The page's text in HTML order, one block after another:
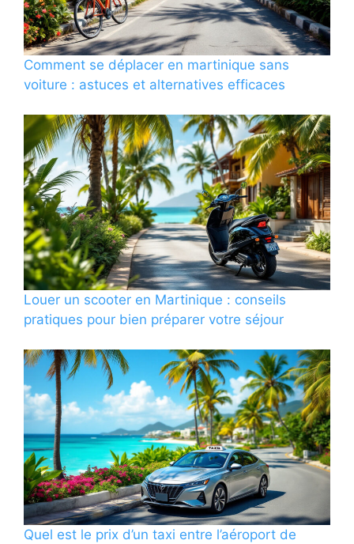
Comment se déplacer en martinique sans
voiture : astuces et alternatives efficaces
Louer un scooter en Martinique : conseils
pratiques pour bien préparer votre séjour
Quel est le prix d’un taxi entre l’aéroport de